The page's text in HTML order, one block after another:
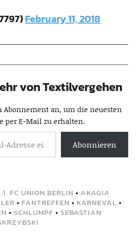
February 11, 2018
von Textilvergehen
an, um die neuesten
per E-Mail zu erhalten.
Abonnieren
1. FC UNION BERLIN • AKAGIA
• FANTREFFEN • KARNEVAL •
• SCHLUMPF • SEBASTIAN